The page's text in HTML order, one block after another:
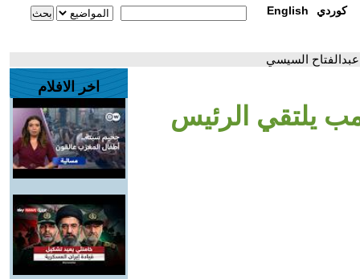
English كوردي
السيسي
يلتقي الرئيس
اخر الافلام